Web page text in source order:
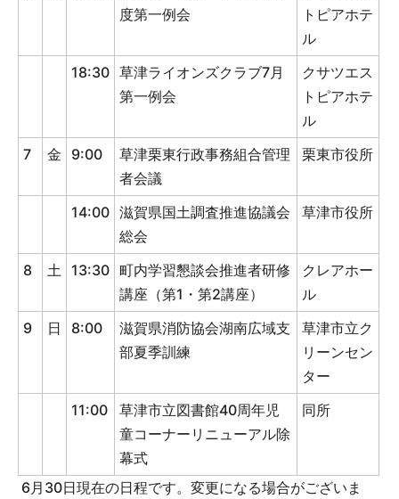
度第一例会
トピアホテ
ル
18:30 草津ライオンズクラブ7月
第一例会
クサツエス
トピアホテ
ル
7
金 9:00
草津栗東行政事務組合管理
者会議
栗東市役所
14:00 滋賀県国土調査推進協議会
総会
草津市役所
8 土 13:30 町内学習懇談会推進者研修
講座（第1・第2講座）
クレアホー
ル
9
日 8:00
滋賀県消防協会湖南広域支
部夏季訓練
草津市立ク
リーンセン
ター
11:00
草津市立図書館40周年児
童コーナーリニューアル除
幕式
同所
6月30日現在の日程です。変更になる場合がございま